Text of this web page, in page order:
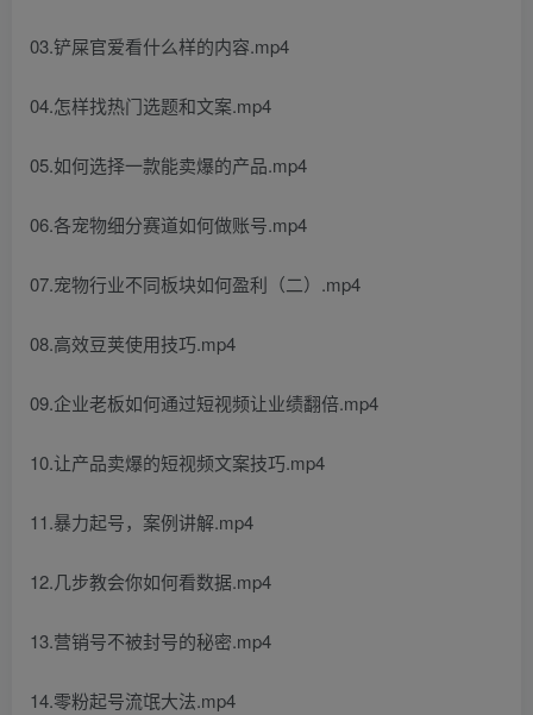
03.铲屎官爱看什么样的内容.mp4
04.怎样找热门选题和文案.mp4
05.如何选择一款能卖爆的产品.mp4
06.各宠物细分赛道如何做账号.mp4
07.宠物行业不同板块如何盈利（二）.mp4
08.高效豆荚使用技巧.mp4
09.企业老板如何通过短视频让业绩翻倍.mp4
10.让产品卖爆的短视频文案技巧.mp4
11.暴力起号，案例讲解.mp4
12.几步教会你如何看数据.mp4
13.营销号不被封号的秘密.mp4
14.零粉起号流氓大法.mp4